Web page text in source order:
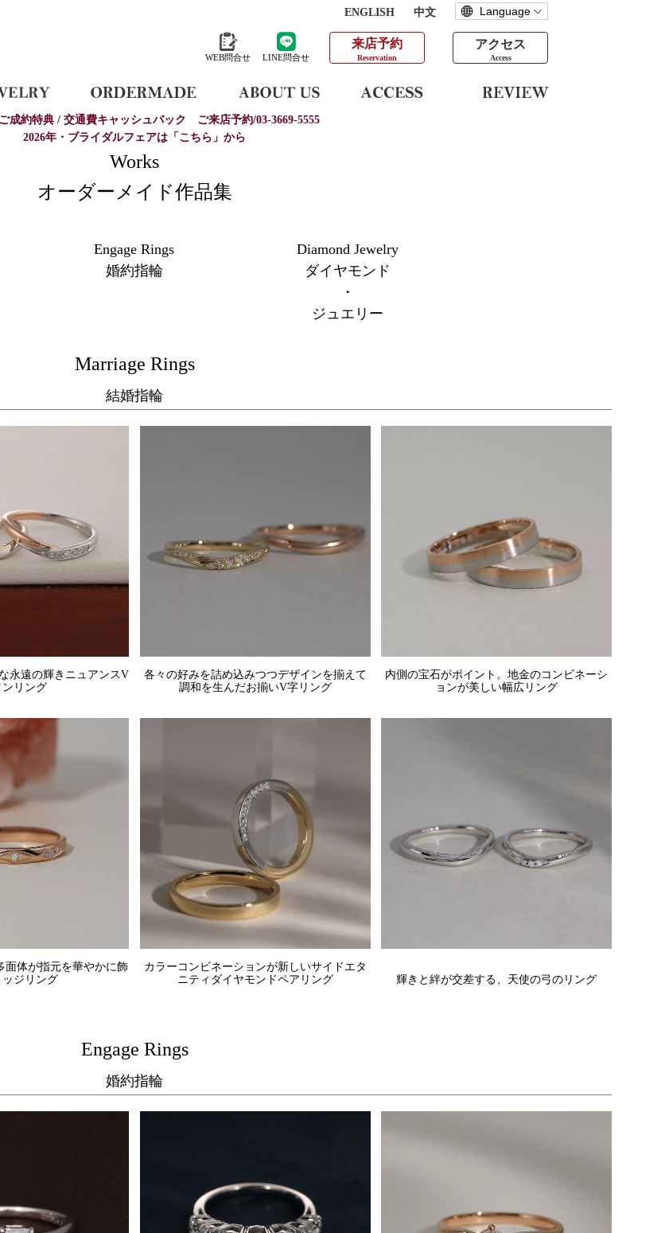
ENGLISH 中文
WEB問合せ LINE問合せ
来店予約
Reservation
アクセス
Access
成約特典 / 交通費キャッシュバック
ご来店予約/03-3669-5555
2026年・ブライダルフェアは「こちら」から
Works
オーダーメイド作品集
Engage Rings
婚約指輪
Diamond Jewelry
ダイヤモンド
・
ジュエリー
Marriage Rings
結婚指輪
永遠の輝きニュアンスV
ンリング
各々の好みを詰め込みつつデザインを揃えて
調和を生んだお揃いV字リング
内側の宝石がポイント。地金のコンビネーシ
ョンが美しい幅広リング
面体が指元を華やかに飾
ッジリング
カラーコンビネーションが新しいサイドエタ
ニティダイヤモンドペアリング
輝きと絆が交差する、天使の弓のリング
Engage Rings
婚約指輪